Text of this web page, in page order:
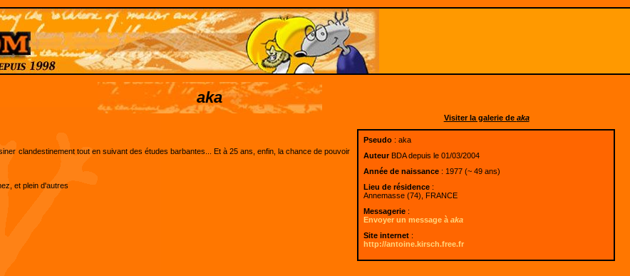
aka
Visiter la galerie de aka
Pseudo: aka
AuteurBDA depuis le 01/03/2004
Année de naissance: 1977 (~ 49 ans)
Lieu de résidence:
Annemasse (74), FRANCE
Messagerie:
Envoyer un message à aka
Site internet:
http://antoine.kirsch.free.fr
clandestinement tout en suivant des études barbantes... Et à 25 ans, enfin, la chance de pouvoir
et plein d'autres